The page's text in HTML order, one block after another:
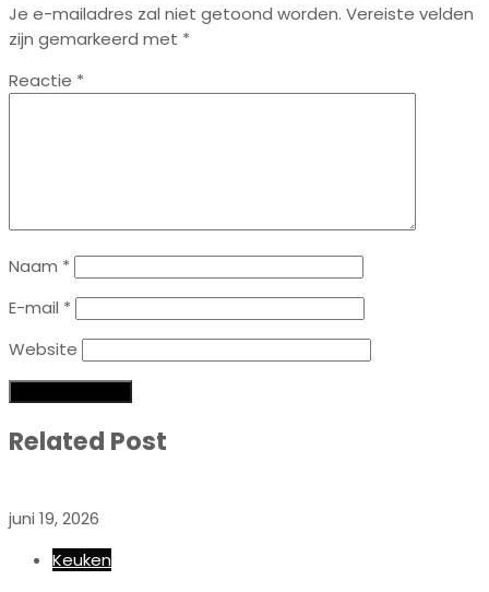
Je e-mailadres zal niet getoond worden. Vereiste velden
zijn gemarkeerd met *
Reactie *
Naam *
E-mail *
Website
Related Post
juni 19, 2026
Keuken